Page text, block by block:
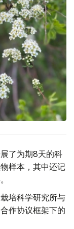
了为期8天的科
样本，其中还记
培科学研究所与
作协议框架下的